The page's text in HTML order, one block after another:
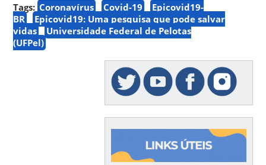
Tags: Coronavírus Covid-19
Epicovid19-
BR
Epicovid19: Uma pesquisa que pode salvar
vidas
Universidade Federal de Pelotas
(UFPel)